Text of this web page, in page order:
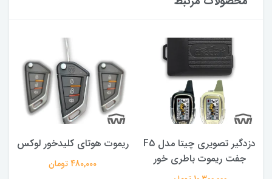
دزدگیر تصویری چیتا مدل F5
جفت ریموت باطری خور
ریموت هوتای کلیدخور لوکس
480,000 تومان